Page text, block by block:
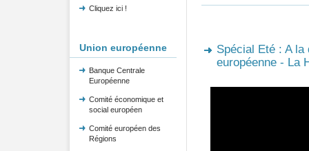
Cliquez ici !
Union européenne
Banque Centrale
Européenne
Comité économique et
social européen
Comité européen des
Régions
Spécial Eté : A la
européenne - La